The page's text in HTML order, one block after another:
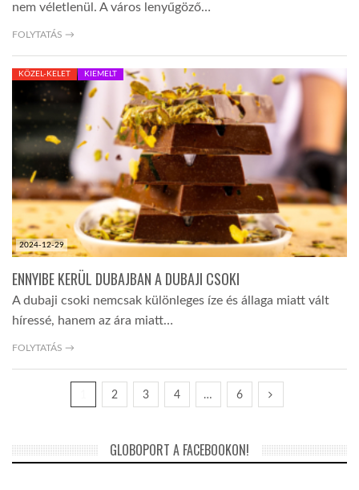
nem véletlenül. A város lenyűgöző…
FOLYTATÁS →
2024-12-29
KÖZEL-KELET KIEMELT
ENNYIBE KERÜL DUBAJBAN A DUBAJI CSOKI
A dubaji csoki nemcsak különleges íze és állaga miatt vált
híressé, hanem az ára miatt…
FOLYTATÁS →
2 3 4 … 6
GLOBOPORT A FACEBOOKON!